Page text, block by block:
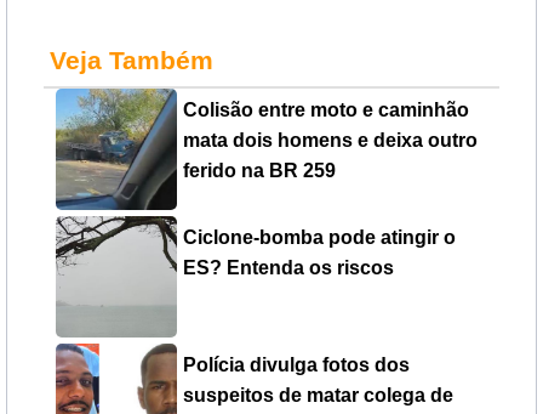
Veja Também
Colisão entre moto e caminhão
mata dois homens e deixa outro
ferido na BR 259
Ciclone-bomba pode atingir o
ES? Entenda os riscos
Polícia divulga fotos dos
suspeitos de matar colega de